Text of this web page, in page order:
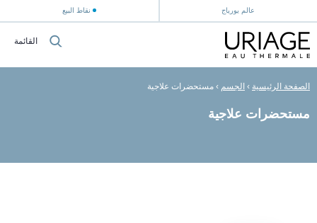
عالم يورياج نقاط البيع
القائمة
الصفحة الرئيسية › الجسم › مستحضرات علاجية
مستحضرات علاجية